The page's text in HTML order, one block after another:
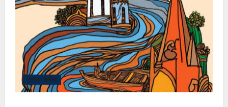
पुस्तक समीक्षा